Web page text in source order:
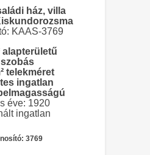
ház, villa
KAAS-3769
alapterületű
telekméret
ingatlan
éve: 1920
ingatlan
3769